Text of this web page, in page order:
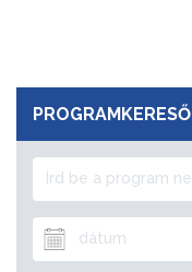
PROGRAMKERESŐ